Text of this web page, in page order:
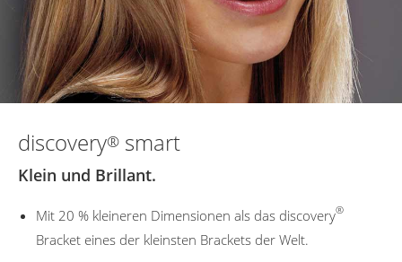
discovery® smart
Klein und Brillant.
Mit 20 % kleineren Dimensionen als das discovery®
Bracket eines der kleinsten Brackets der Welt.